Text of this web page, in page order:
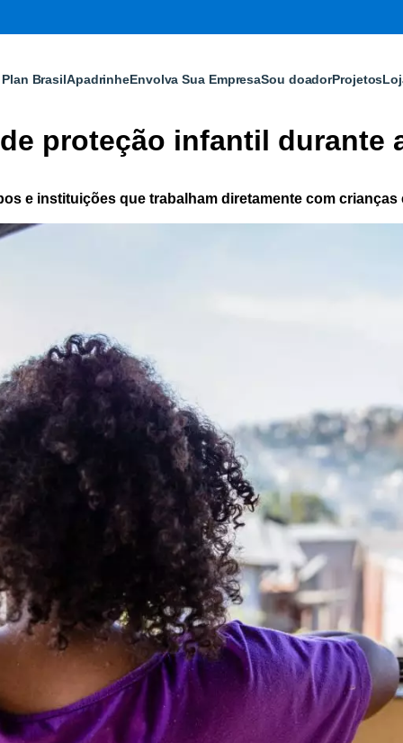
Plan BrasilApadrinheEnvolva Sua EmpresaSou doadorProjetos
proteção infantil durante
e instituições que trabalham diretamente com